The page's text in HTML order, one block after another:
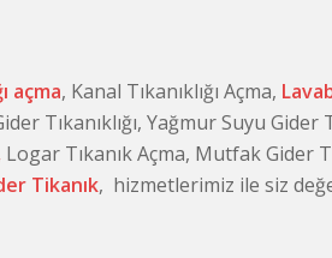
açma, Kanal Tıkanıklığı Açma,
Tıkanıklığı, Yağmur Suyu Gider
Logar Tıkanık Açma, Mutfak Gider
Tikanık, hizmetlerimiz ile siz